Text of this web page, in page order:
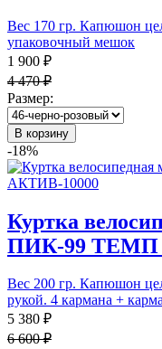
Вес 170 гр. Капюшон
упаковочный мешок
1 900 ₽
4 470 ₽
Размер:
В корзину
-18%
Куртка
ПИК-99 ТЕМП
Вес 200 гр. Капюшон
рукой. 4 кармана +
5 380 ₽
6 600 ₽